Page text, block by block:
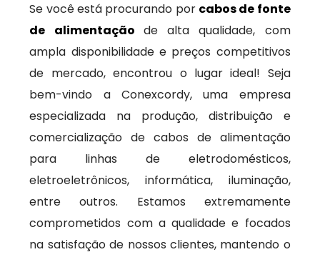
Se você está procurando por cabos de fonte
de alimentação de alta qualidade, com
ampla disponibilidade e preços competitivos
de mercado, encontrou o lugar ideal! Seja
bem-vindo a Conexcordy, uma empresa
especializada na produção, distribuição e
comercialização de cabos de alimentação
para linhas de eletrodomésticos,
eletroeletrônicos, informática, iluminação,
entre outros. Estamos extremamente
comprometidos com a qualidade e focados
na satisfação de nossos clientes, mantendo o